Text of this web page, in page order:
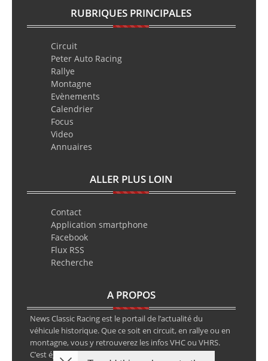
RUBRIQUES PRINCIPALES
Circuit
Peter Auto Racing
Rallye
Montagne
Evènements
Calendrier
Focus
Video
Annuaires
ALLER PLUS LOIN
Contact
Application smartphone
Facebook
Flux RSS
Recherche
A PROPOS
News Classic Racing est le portail de l’actualité du
véhicule historique. Que ce soit en circuit, en rallye ou en
montagne, vous y retrouverez les infos VHC ou VHRS.
C’est également le calendrier des épreuves ainsi que